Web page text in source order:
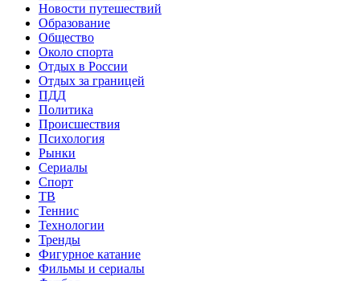
Новости путешествий
Образование
Общество
Около спорта
Отдых в России
Отдых за границей
ПДД
Политика
Происшествия
Психология
Рынки
Сериалы
Спорт
ТВ
Теннис
Технологии
Тренды
Фигурное катание
Фильмы и сериалы